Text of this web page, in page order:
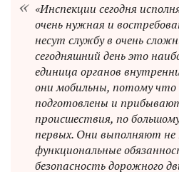
«Инспекции сегодня
очень нужная и
несут службу в очень
сегодняшний день это
единица органов
они мобильны, потому что
подготовлены и
происшествия, по
первых. Они выполняют не
функциональные
безопасность дорожного